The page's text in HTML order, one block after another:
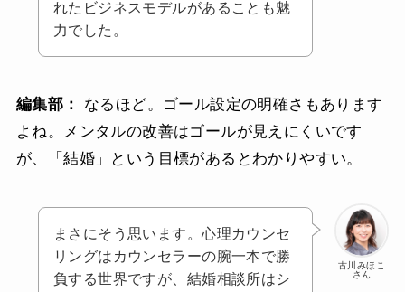
れたビジネスモデルがあることも魅
力でした。
編集部：
なるほど。ゴール設定の明確さもあります
よね。メンタルの改善はゴールが見えにくいです
が、「結婚」という目標があるとわかりやすい。
古川みほこ
さん
まさにそう思います。心理カウンセ
リングはカウンセラーの腕一本で勝
負する世界ですが、結婚相談所はシ